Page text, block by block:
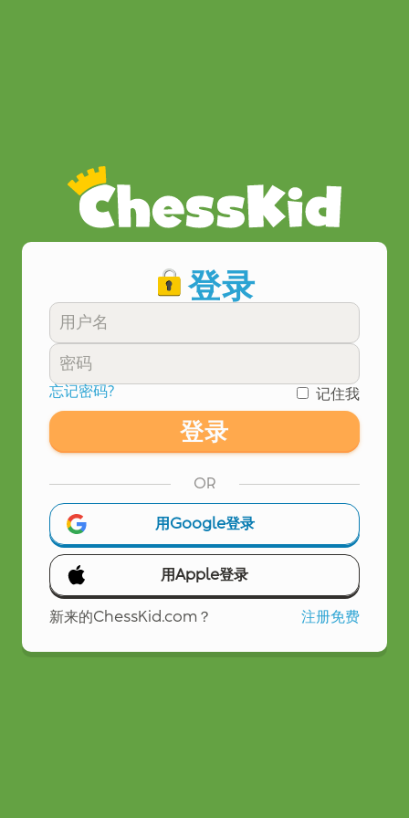
登录
忘记密码? 记住我
登录
OR
用Google登录
用Apple登录
新来的ChessKid.com？ 注册免费